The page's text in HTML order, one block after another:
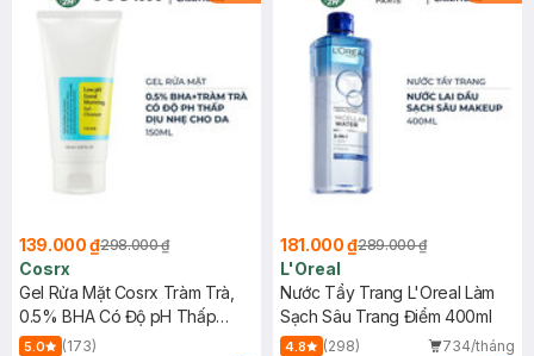
139.000 ₫298.000 ₫
Cosrx
Gel Rửa Mặt Cosrx Tràm Trà,
0.5% BHA Có Độ pH Thấp
150ml
5.0
(173)
181.000 ₫289.000 ₫
L'Oreal
Nước Tẩy Trang L'Oreal Làm
Sạch Sâu Trang Điểm 400ml
4.8 (298)
734/tháng